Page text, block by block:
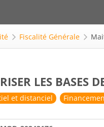
Fiscalité Générale
LES BASES
et distanciel